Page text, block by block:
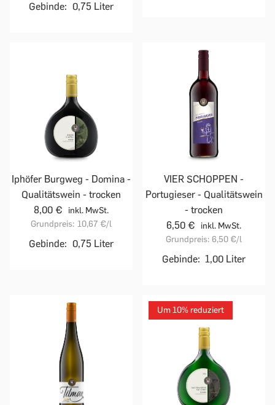
Gebinde: 0,75 Liter
Iphöfer Burgweg - Domina -
Qualitätswein - trocken
8,00 €
inkl. MwSt.
Grundpreis: 10,67 €/l
Gebinde: 0,75 Liter
VIER SCHOPPEN -
Portugieser - Qualitätswein
- trocken
6,50 €
inkl. MwSt.
Grundpreis: 6,50 €/l
Gebinde: 1,00 Liter
Um 10% reduziert